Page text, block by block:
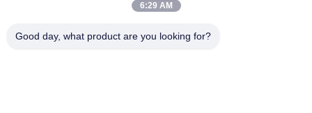
Strumento di misura del campo visivo del casco del motociclo
6:29 AM
Good day, what product are you looking for?